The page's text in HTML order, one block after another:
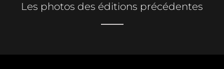
Les photos des éditions précédentes